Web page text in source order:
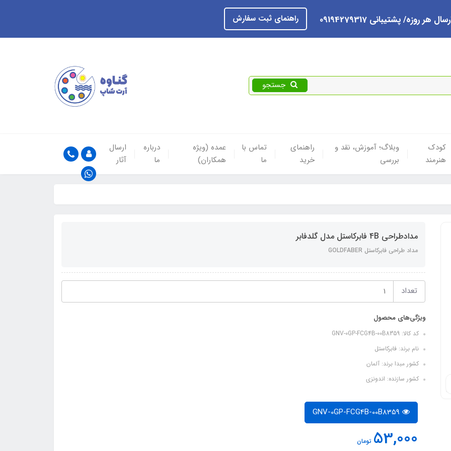
هر روزه/ پشتیبانی 09194279317 راهنمای ثبت سفارش
جستجو
کودک
هنرمند
وبلاگ؛ آموزش، نقد و
بررسی
راهنمای
خرید
تماس با
ما
عمده (ویژه
همکاران)
درباره
ما
ارسال
آثار
مدادطراحی 4B فابرکاستل مدل گلدفابر
مداد طراحی فابرکاستل GOLDFABER
تعداد
ویژگی‌های محصول
کد کالا: GNV-0GP-FCG4B-00B8359
نام برند: فابرکاستل
کشور مبدا برند: آلمان
کشور سازنده: اندونزی
GNV-0GP-FCG4B-00B8359
53,000 تومان